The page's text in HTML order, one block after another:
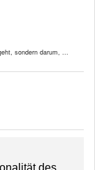
sondern darum, ...